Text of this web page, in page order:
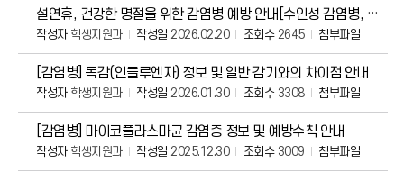
설연휴, 건강한 명절을 위한 감염병 예방 안내[수인성 감염병, 호흡기 감염병, 해외유입 모
작성자학생지원과 작성일 2026.02.20 조회수2645 첨부파일
[감염병] 독감(인플루엔자) 정보 및 일반 감기와의 차이점 안내
작성자학생지원과 작성일 2026.01.30 조회수3308 첨부파일
[감염병] 마이코플라스마균 감염증 정보 및 예방수칙 안내
작성자학생지원과 작성일 2025.12.30 조회수3009 첨부파일